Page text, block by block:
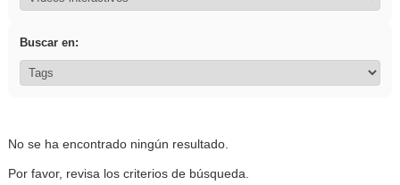
Buscar en:
No se ha encontrado ningún resultado.
Por favor, revisa los criterios de búsqueda.